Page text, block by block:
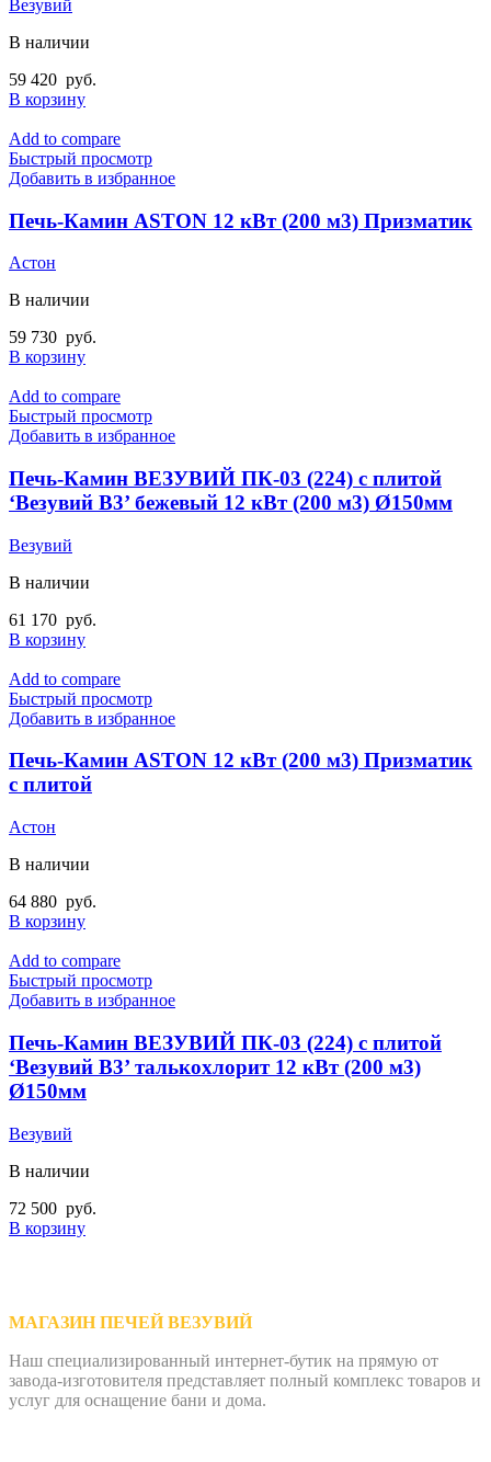
Везувий
В наличии
59 420 руб.
В корзину
Add to compare
Быстрый просмотр
Добавить в избранное
Печь-Камин ASTON 12 кВт (200 м3) Призматик
Астон
В наличии
59 730 руб.
В корзину
Add to compare
Быстрый просмотр
Добавить в избранное
Печь-Камин ВЕЗУВИЙ ПК-03 (224) с плитой
‘Везувий В3’ бежевый 12 кВт (200 м3) Ø150мм
Везувий
В наличии
61 170 руб.
В корзину
Add to compare
Быстрый просмотр
Добавить в избранное
Печь-Камин ASTON 12 кВт (200 м3) Призматик
с плитой
Астон
В наличии
64 880 руб.
В корзину
Add to compare
Быстрый просмотр
Добавить в избранное
Печь-Камин ВЕЗУВИЙ ПК-03 (224) с плитой
‘Везувий В3’ талькохлорит 12 кВт (200 м3)
Ø150мм
Везувий
В наличии
72 500 руб.
В корзину
МАГАЗИН ПЕЧЕЙ ВЕЗУВИЙ
Наш специализированный интернет-бутик на прямую от
завода-изготовителя представляет полный комплекс товаров и
услуг для оснащение бани и дома.